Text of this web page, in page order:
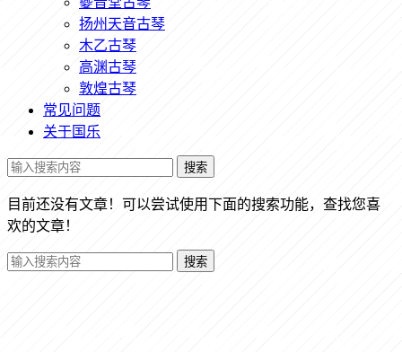
扬州天音古琴
木乙古琴
高渊古琴
敦煌古琴
常见问题
关于国乐
搜索
目前还没有文章！可以尝试使用下面的搜索功能，查找您喜
欢的文章！
搜索